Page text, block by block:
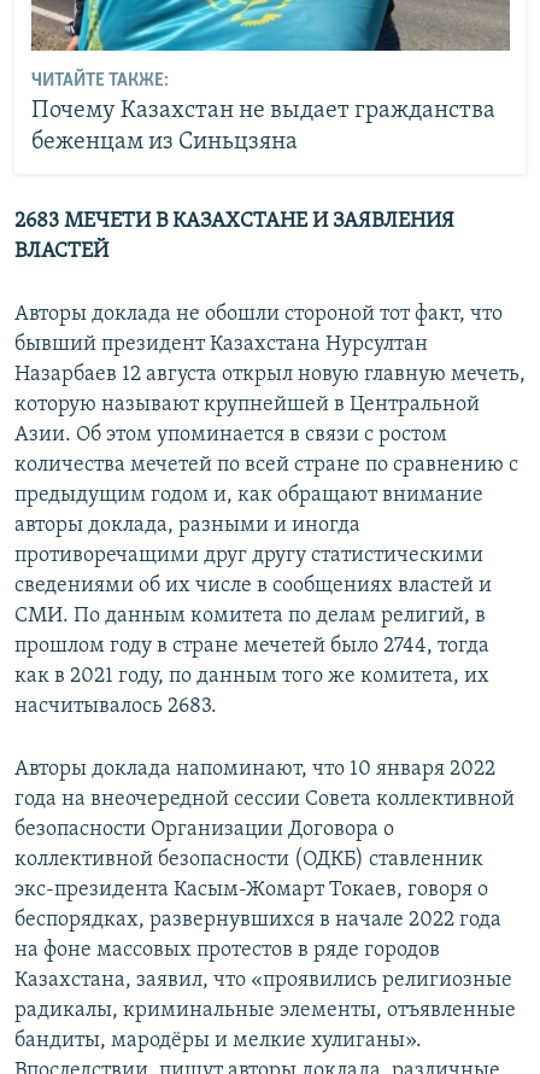
ЧИТАЙТЕ ТАКЖЕ:
Почему Казахстан не выдает гражданства
беженцам из Синьцзяна
2683 МЕЧЕТИ В КАЗАХСТАНЕ И ЗАЯВЛЕНИЯ
ВЛАСТЕЙ
Авторы доклада не обошли стороной тот факт, что
бывший президент Казахстана Нурсултан
Назарбаев 12 августа открыл новую главную мечеть,
которую называют крупнейшей в Центральной
Азии. Об этом упоминается в связи с ростом
количества мечетей по всей стране по сравнению с
предыдущим годом и, как обращают внимание
авторы доклада, разными и иногда
противоречащими друг другу статистическими
сведениями об их числе в сообщениях властей и
СМИ. По данным комитета по делам религий, в
прошлом году в стране мечетей было 2744, тогда
как в 2021 году, по данным того же комитета, их
насчитывалось 2683.
Авторы доклада напоминают, что 10 января 2022
года на внеочередной сессии Совета коллективной
безопасности Организации Договора о
коллективной безопасности (ОДКБ) ставленник
экс-президента Касым-Жомарт Токаев, говоря о
беспорядках, развернувшихся в начале 2022 года
на фоне массовых протестов в ряде городов
Казахстана, заявил, что «проявились религиозные
радикалы, криминальные элементы, отъявленные
бандиты, мародёры и мелкие хулиганы».